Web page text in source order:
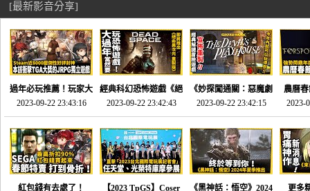
[最新影音分享]
過年必玩推薦！玩家大
推的JRPG神作《神之
天平》介紹！-電玩宅
速配20230126
2023-09-22 23:43:16
經典科幻恐怖遊戲《絕
命異次元 重製版》重
回「石村號」的恐懼體
驗-電玩宅速配
20230125
2023-09-22 23:42:43
《妙探闖通關：惡魔劇
場》將推出「重製
版」!!!今年就能玩到!!-
電玩宅速配20230124
2023-09-22 23:42:15
農曆
SE社
動作角
電玩宅
2023-
紅包錢有去處了！
【2023 TpGS】Coser
《黑神話：悟空》2024
更多